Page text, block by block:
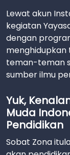
Lewat akun
kegiatan
dengan
teman-teman
sumber ilmu
Yuk,
Muda
Pendidikan
Sobat Zona